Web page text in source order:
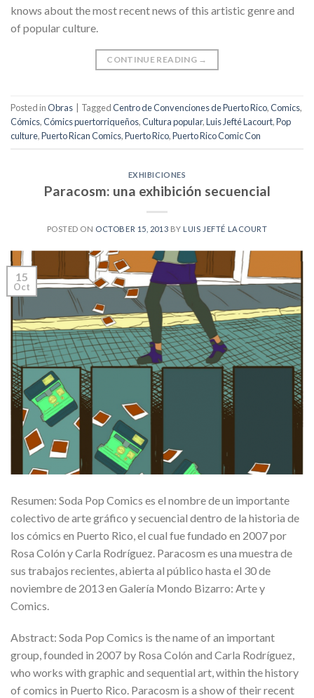
knows about the most recent news of this artistic genre and
of popular culture.
CONTINUE READING →
Posted inObras TaggedCentro de Convenciones de Puerto Rico,Comics,
Cómics,Cómics puertorriqueños,Cultura popular,Luis Jefté Lacourt,Pop
culture,Puerto Rican Comics,Puerto Rico,Puerto Rico Comic Con
EXHIBICIONES
Paracosm: una exhibición secuencial
POSTED ON OCTOBER 15, 2013 BY LUIS JEFTÉ LACOURT
15
Oct
Resumen: Soda Pop Comics es el nombre de un importante
colectivo de arte gráfico y secuencial dentro de la historia de
los cómics en Puerto Rico, el cual fue fundado en 2007 por
Rosa Colón y Carla Rodríguez. Paracosm es una muestra de
sus trabajos recientes, abierta al público hasta el 30 de
noviembre de 2013 en Galería Mondo Bizarro: Arte y
Comics.
Abstract: Soda Pop Comics is the name of an important
group, founded in 2007 by Rosa Colón and Carla Rodríguez,
who works with graphic and sequential art, within the history
of comics in Puerto Rico. Paracosm is a show of their recent